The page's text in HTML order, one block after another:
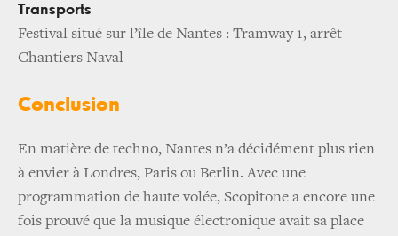
Transports
Festival situé sur l’île de Nantes : Tramway 1, arrêt
Chantiers Naval
Conclusion
En matière de techno, Nantes n’a décidément plus rien
à envier à Londres, Paris ou Berlin. Avec une
programmation de haute volée, Scopitone a encore une
fois prouvé que la musique électronique avait sa place